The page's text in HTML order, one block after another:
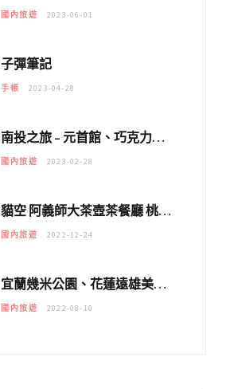
國內旅遊 2023-06-01
子彈筆記
手帳 2023-04-28
南投之旅 – 元首館、巧克力夢想城堡
國內旅遊 2023-02-28
貓空 阿義師大茶壺茶餐廳 桃園中正慈湖公園
國內旅遊 2022-12-24
宜蘭幾米公園、花蓮遠雄美人魚之旅
國內旅遊 2022-08-10